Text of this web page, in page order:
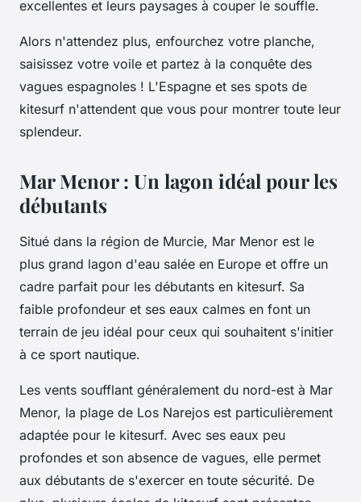
excellentes et leurs paysages à couper le souffle.
Alors n'attendez plus, enfourchez votre planche,
saisissez votre voile et partez à la conquête des
vagues espagnoles ! L'Espagne et ses spots de
kitesurf n'attendent que vous pour montrer toute leur
splendeur.
Mar Menor : Un lagon idéal pour les
débutants
Situé dans la région de Murcie, Mar Menor est le
plus grand lagon d'eau salée en Europe et offre un
cadre parfait pour les débutants en kitesurf. Sa
faible profondeur et ses eaux calmes en font un
terrain de jeu idéal pour ceux qui souhaitent s'initier
à ce sport nautique.
Les vents soufflant généralement du nord-est à Mar
Menor, la plage de Los Narejos est particulièrement
adaptée pour le kitesurf. Avec ses eaux peu
profondes et son absence de vagues, elle permet
aux débutants de s'exercer en toute sécurité. De